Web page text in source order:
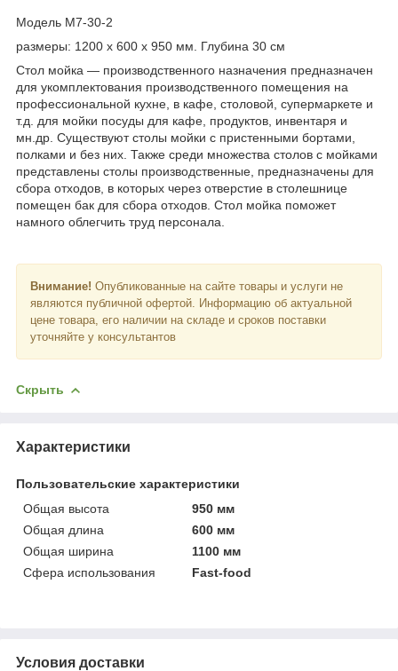
Модель M7-30-2
размеры: 1200 х 600 х 950 мм. Глубина 30 см
Стол мойка ― производственного назначения предназначен
для укомплектования производственного помещения на
профессиональной кухне, в кафе, столовой, супермаркете и
т.д. для мойки посуды для кафе, продуктов, инвентаря и
мн.др. Существуют столы мойки с пристенными бортами,
полками и без них. Также среди множества столов с мойками
представлены столы производственные, предназначены для
сбора отходов, в которых через отверстие в столешнице
помещен бак для сбора отходов. Стол мойка поможет
намного облегчить труд персонала.
Внимание! Опубликованные на сайте товары и услуги не
являются публичной офертой. Информацию об актуальной
цене товара, его наличии на складе и сроков поставки
уточняйте у консультантов
Скрыть
Характеристики
Пользовательские характеристики
Общая высота
950 мм
Общая длина
600 мм
Общая ширина
1100 мм
Сфера использования
Fast-food
Условия доставки